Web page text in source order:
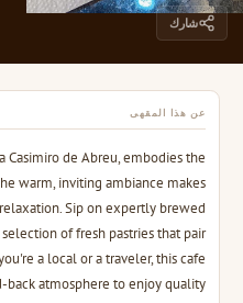
شارك
عن هذا المقهى
Casimiro de Abreu, embodies the
warm, inviting ambiance makes
Sip on expertly brewed
of fresh pastries that pair
a local or a traveler, this cafe
back atmosphere to enjoy quality